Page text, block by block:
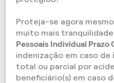
Proteja-se agora
muito mais
Pessoais Individual Prazo
indenização em caso
total ou parcial por
beneficiário(s) em caso